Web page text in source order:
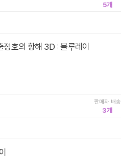
5
정호의 항해 3D : 블루레이
판매자 배송
3